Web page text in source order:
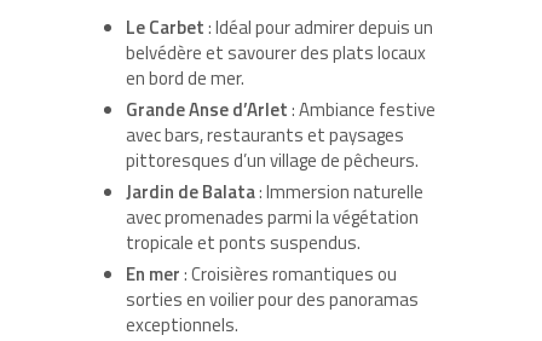
Le Carbet: Idéal pour admirer depuis un
belvédère et savourer des plats locaux
en bord de mer.
Grande Anse d’Arlet: Ambiance festive
avec bars, restaurants et paysages
pittoresques d’un village de pêcheurs.
Jardin de Balata: Immersion naturelle
avec promenades parmi la végétation
tropicale et ponts suspendus.
En mer: Croisières romantiques ou
sorties en voilier pour des panoramas
exceptionnels.